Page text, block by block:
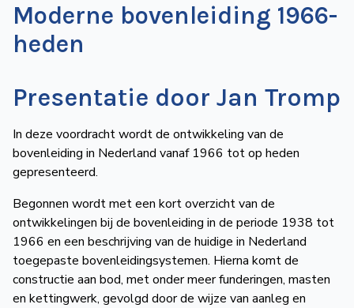
Moderne bovenleiding 1966-
heden
Presentatie door Jan Tromp
In deze voordracht wordt de ontwikkeling van de
bovenleiding in Nederland vanaf 1966 tot op heden
gepresenteerd.
Begonnen wordt met een kort overzicht van de
ontwikkelingen bij de bovenleiding in de periode 1938 tot
1966 en een beschrijving van de huidige in Nederland
toegepaste bovenleidingsystemen. Hierna komt de
constructie aan bod, met onder meer funderingen, masten
en kettingwerk, gevolgd door de wijze van aanleg en